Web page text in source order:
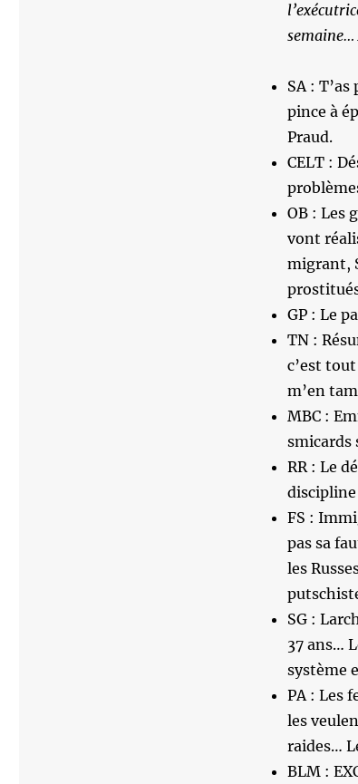
semaine…
SA :
pince à
Praud.
CELT :
OB : Les
vont
migrant,
GP : Le
TN :
c’est
m’en
MBC :
smicards
RR : Le
discipline
FS :
pas sa
les
SG :
37 ans…
système
PA : Les
les
raides…
BLM :